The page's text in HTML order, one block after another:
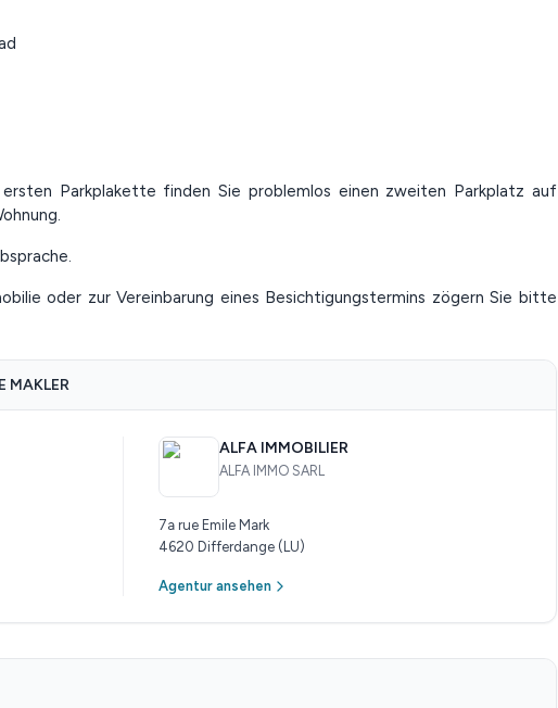
Parkplakette finden Sie problemlos einen zweiten Parkplatz auf
oder zur Vereinbarung eines Besichtigungstermins zögern Sie bitte
MAKLER
ALFA IMMOBILIER
ALFA IMMO SARL
7a rue Emile Mark
4620 Differdange (LU)
Agentur ansehen